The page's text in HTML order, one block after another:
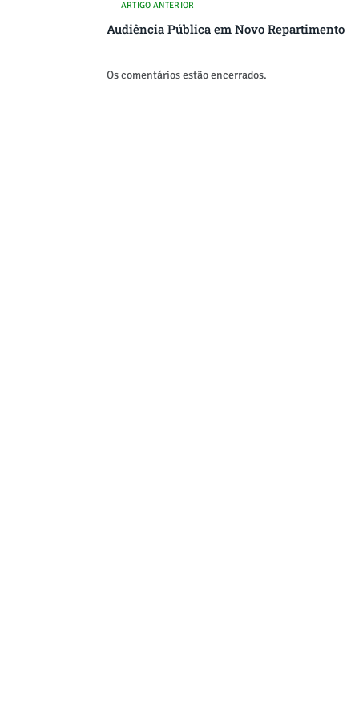
ARTIGO ANTERIOR
Audiência Pública em Novo Repartimento
Os comentários estão encerrados.